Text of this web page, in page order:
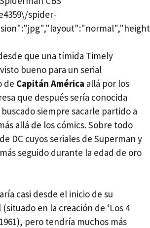
spider-
que una tímida Timely
bueno para un serial
de Capitán América allá por los
que después sería conocida
siempre sacarle partido a
allá de los cómics. Sobre todo
DC cuyos seriales de Superman y
seguido durante la edad de oro
casi desde el inicio de su
en la creación de ‘Los 4
pero tendría muchos más